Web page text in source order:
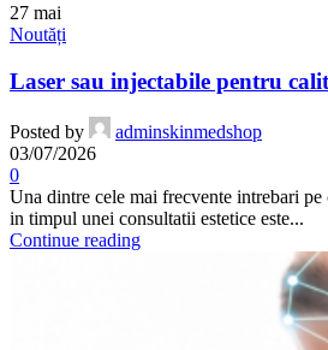
27 mai
Noutăți
Laser sau injectabile pentru
Posted by
adminskinmedshop
03/07/2026
0
Una dintre cele mai frecvente intrebari pe
in timpul unei consultatii estetice este...
Continue reading